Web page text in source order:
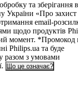
та зберігання
України «Про захист
email-
щодо продуктів
момент. *Промокод
Philips.ua та буде
разом з умовами
Що це означає?